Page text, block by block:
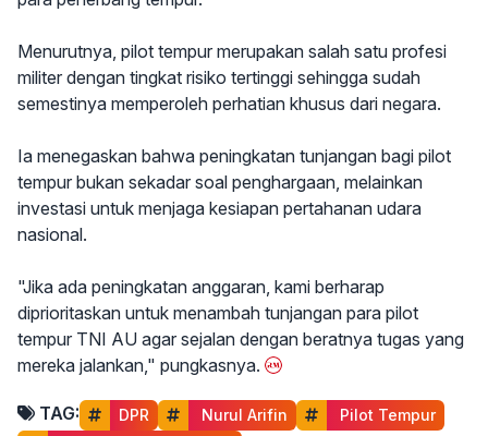
Menurutnya, pilot tempur merupakan salah satu profesi
militer dengan tingkat risiko tertinggi sehingga sudah
semestinya memperoleh perhatian khusus dari negara.
Ia menegaskan bahwa peningkatan tunjangan bagi pilot
tempur bukan sekadar soal penghargaan, melainkan
investasi untuk menjaga kesiapan pertahanan udara
nasional.
"Jika ada peningkatan anggaran, kami berharap
diprioritaskan untuk menambah tunjangan para pilot
tempur TNI AU agar sejalan dengan beratnya tugas yang
mereka jalankan," pungkasnya.
TAG: DPR Nurul Arifin Pilot Tempur